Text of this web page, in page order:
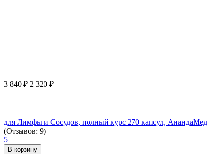
3 840 ₽ 2 320 ₽
для Лимфы и Сосудов, полный курс 270 капсул, АнандаМед
(Отзывов: 9)
5
В корзину